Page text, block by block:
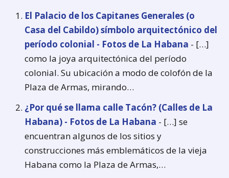
El Palacio de los Capitanes Generales (o
Casa del Cabildo) símbolo arquitectónico del
período colonial - Fotos de La Habana - […]
como la joya arquitectónica del período
colonial. Su ubicación a modo de colofón de la
Plaza de Armas, mirando…
¿Por qué se llama calle Tacón? (Calles de La
Habana) - Fotos de La Habana - […] se
encuentran algunos de los sitios y
construcciones más emblemáticos de la vieja
Habana como la Plaza de Armas,…